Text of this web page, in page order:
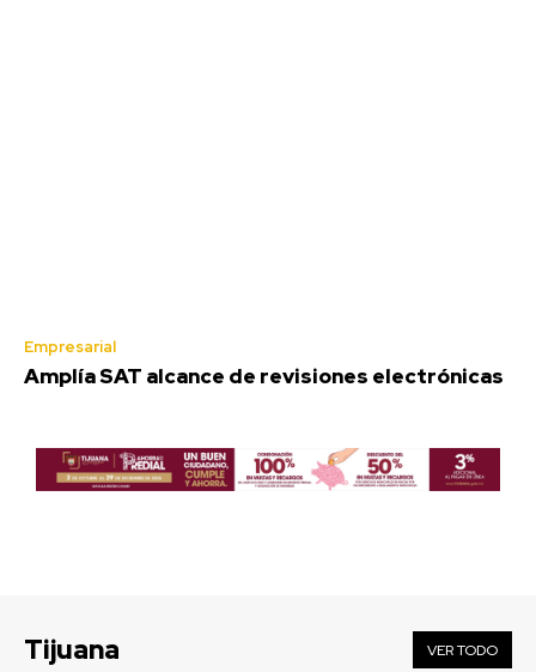
Empresarial
Amplía SAT alcance de revisiones electrónicas
Tijuana VER TODO